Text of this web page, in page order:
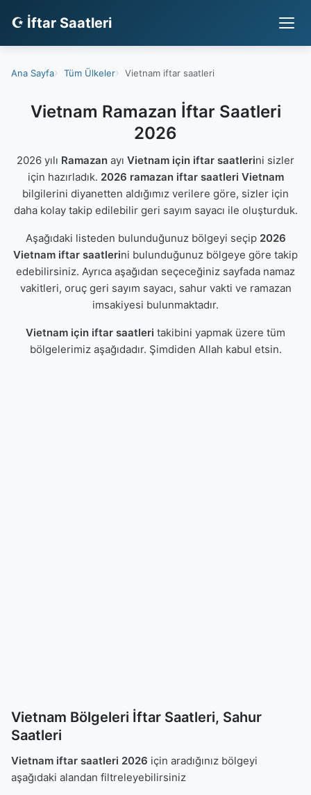
☪ İftar Saatleri
Ana Sayfa Tüm Ülkeler Vietnam iftar saatleri
Vietnam Ramazan İftar Saatleri
2026
2026 yılı Ramazan ayı Vietnam için iftar saatlerini sizler
için hazırladık. 2026 ramazan iftar saatleri Vietnam
bilgilerini diyanetten aldığımız verilere göre, sizler için
daha kolay takip edilebilir geri sayım sayacı ile oluşturduk.
Aşağıdaki listeden bulunduğunuz bölgeyi seçip 2026
Vietnam iftar saatlerini bulunduğunuz bölgeye göre takip
edebilirsiniz. Ayrıca aşağıdan seçeceğiniz sayfada namaz
vakitleri, oruç geri sayım sayacı, sahur vakti ve ramazan
imsakiyesi bulunmaktadır.
Vietnam için iftar saatleri takibini yapmak üzere tüm
bölgelerimiz aşağıdadır. Şimdiden Allah kabul etsin.
Vietnam Bölgeleri İftar Saatleri, Sahur
Saatleri
Vietnam iftar saatleri 2026 için aradığınız bölgeyi
aşağıdaki alandan filtreleyebilirsiniz